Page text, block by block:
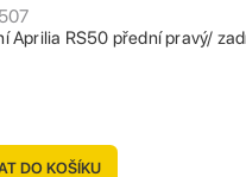
Aprilia RS50 přední pravý/
DO KOŠÍKU